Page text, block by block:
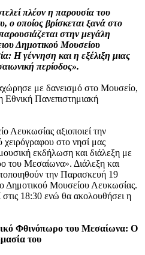
πλέον η παρουσία του
οποίος βρίσκεται ξανά στο
στην μεγάλη
Δημοτικού Μουσείου
Η γέννηση και η εξέλιξη μιας
περίοδος».
με δανεισμό στο Μουσείο,
Εθνική Πανεπιστημιακή
Λευκωσίας αξιοποιεί την
στο νησί μας
εκδήλωση και διάλεξη με
του Μεσαίωνα». Διάλεξη και
την Παρασκευή 19
Δημοτικού Μουσείου Λευκωσίας.
18:30 ενώ θα ακολουθήσει η
Φθινόπωρο του Μεσαίωνα: Ο
του